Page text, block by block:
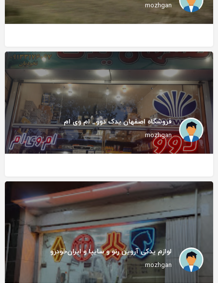
mozhgan
فروشگاه اصفهان یدک دوو_ ام وی ام
mozhgan
لوازم یدکی آروین رنو و سایپا و ایران‌خودرو
mozhgan